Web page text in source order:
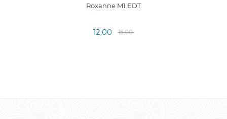
Roxanne M1 EDT
12,00 15,00